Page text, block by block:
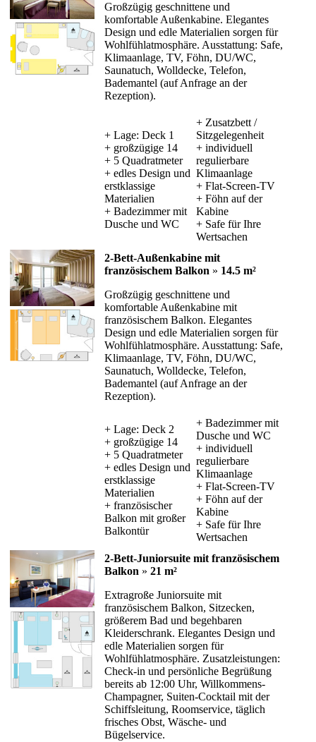
Großzügig geschnittene und
komfortable Außenkabine. Elegantes
Design und edle Materialien sorgen für
Wohlfühlatmosphäre. Ausstattung: Safe,
Klimaanlage, TV, Föhn, DU/WC,
Saunatuch, Wolldecke, Telefon,
Bademantel (auf Anfrage an der
Rezeption).
+ Lage: Deck 1
+ großzügige 14
+ 5 Quadratmeter
+ edles Design und
erstklassige
Materialien
+ Badezimmer mit
Dusche und WC
+ Zusatzbett /
Sitzgelegenheit
+ individuell
regulierbare
Klimaanlage
+ Flat-Screen-TV
+ Föhn auf der
Kabine
+ Safe für Ihre
Wertsachen
2-Bett-Außenkabine mit
französischem Balkon » 14.5 m²
Großzügig geschnittene und
komfortable Außenkabine mit
französischem Balkon. Elegantes
Design und edle Materialien sorgen für
Wohlfühlatmosphäre. Ausstattung: Safe,
Klimaanlage, TV, Föhn, DU/WC,
Saunatuch, Wolldecke, Telefon,
Bademantel (auf Anfrage an der
Rezeption).
+ Lage: Deck 2
+ großzügige 14
+ 5 Quadratmeter
+ edles Design und
erstklassige
Materialien
+ französischer
Balkon mit großer
Balkontür
+ Badezimmer mit
Dusche und WC
+ individuell
regulierbare
Klimaanlage
+ Flat-Screen-TV
+ Föhn auf der
Kabine
+ Safe für Ihre
Wertsachen
2-Bett-Juniorsuite mit französischem
Balkon » 21 m²
Extragroße Juniorsuite mit
französischem Balkon, Sitzecken,
größerem Bad und begehbaren
Kleiderschrank. Elegantes Design und
edle Materialien sorgen für
Wohlfühlatmosphäre. Zusatzleistungen:
Check-in und persönliche Begrüßung
bereits ab 12:00 Uhr, Willkommens-
Champagner, Suiten-Cocktail mit der
Schiffsleitung, Roomservice, täglich
frisches Obst, Wäsche- und
Bügelservice.